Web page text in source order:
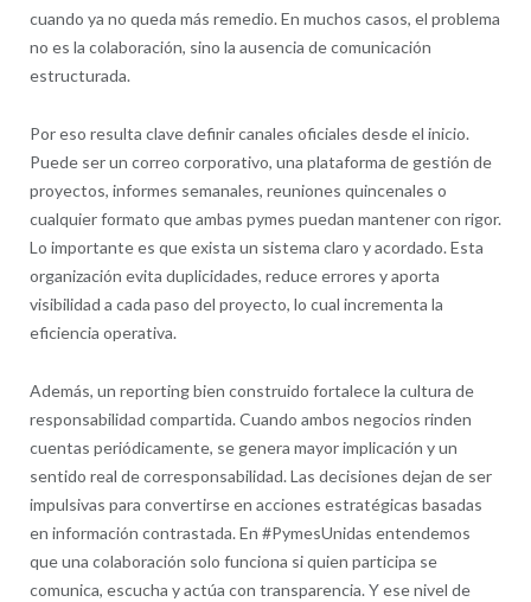
cuando ya no queda más remedio. En muchos casos, el problema
no es la colaboración, sino la ausencia de comunicación
estructurada.
Por eso resulta clave definir canales oficiales desde el inicio.
Puede ser un correo corporativo, una plataforma de gestión de
proyectos, informes semanales, reuniones quincenales o
cualquier formato que ambas pymes puedan mantener con rigor.
Lo importante es que exista un sistema claro y acordado. Esta
organización evita duplicidades, reduce errores y aporta
visibilidad a cada paso del proyecto, lo cual incrementa la
eficiencia operativa.
Además, un reporting bien construido fortalece la cultura de
responsabilidad compartida. Cuando ambos negocios rinden
cuentas periódicamente, se genera mayor implicación y un
sentido real de corresponsabilidad. Las decisiones dejan de ser
impulsivas para convertirse en acciones estratégicas basadas
en información contrastada. En #PymesUnidas entendemos
que una colaboración solo funciona si quien participa se
comunica, escucha y actúa con transparencia. Y ese nivel de